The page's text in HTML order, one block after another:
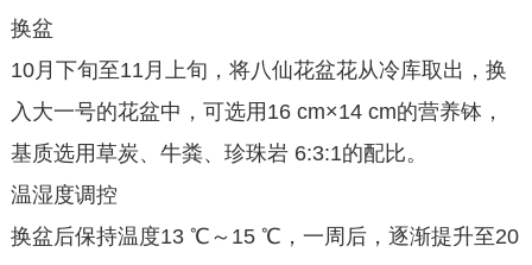
换盆
10月下旬至11月上旬，将八仙花盆花从冷库取出，换
入大一号的花盆中，可选用16 cm×14 cm的营养钵，
基质选用草炭、牛粪、珍珠岩 6:3:1的配比。
温湿度调控
换盆后保持温度13 ℃～15 ℃，一周后，逐渐提升至20